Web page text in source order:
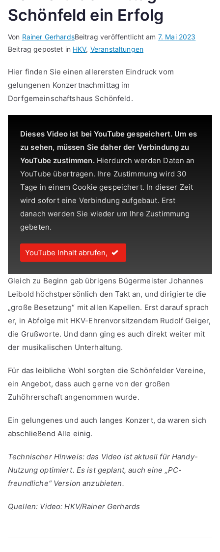
e.V.“
Schönfeld ein Erfolg
Von Rainer GerhardsBeitrag veröffentlicht am 7. Mai 2023
Beitrag gepostet in HKV, Veranstaltungen
Hier finden Sie einen allerersten Eindruck vom
gelungenen Konzertnachmittag im
Dorfgemeinschaftshaus Schönfeld.
Dieses Video ist bei YouTube gespeichert. Um es
zu sehen, müssen Sie daher der Verbindung zu
YouTube zustimmen.Hierdurch werden Daten an
YouTube übertragen. Ihre Zustimmung wird 30
Tage in einem Cookie gespeichert. In dieser Zeit
wird sofort eine Verbindung aufgebaut. Erst
danach werden Sie wieder um Ihre Zustimmung
gebeten.
YouTube Inhalt abrufen,
Gleich zu Beginn gab übrigens Bügermeister Johannes
Leibold höchstpersönlich den Takt an, und dirigierte die
„große Besetzung“ mit allen Kapellen. Erst darauf sprach
er, in Abfolge mit HKV-Ehrenvorsitzendem Rudolf Geiger,
die Grußworte. Und dann ging es auch direkt weiter mit
der musikalischen Unterhaltung.
Für das leibliche Wohl sorgten die Schönfelder Vereine,
ein Angebot, dass auch gerne von der großen
Zuhöhrerschaft angenommen wurde.
Ein gelungenes und auch langes Konzert, da waren sich
abschließend Alle einig.
Technischer Hinweis: das Video ist aktuell für Handy-
Nutzung optimiert. Es ist geplant, auch eine „PC-
freundliche“ Version anzubieten.
Quellen: Video: HKV/Rainer Gerhards